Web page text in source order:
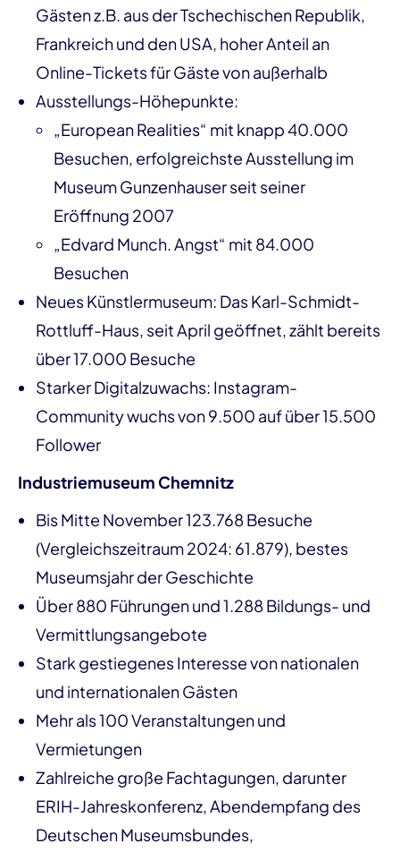
Gästen z.B. aus der Tschechischen Republik,
Frankreich und den USA, hoher Anteil an
Online-Tickets für Gäste von außerhalb
Ausstellungs-Höhepunkte:
„European Realities“ mit knapp 40.000
Besuchen, erfolgreichste Ausstellung im
Museum Gunzenhauser seit seiner
Eröffnung 2007
„Edvard Munch. Angst“ mit 84.000
Besuchen
Neues Künstlermuseum: Das Karl-Schmidt-
Rottluff-Haus, seit April geöffnet, zählt bereits
über 17.000 Besuche
Starker Digitalzuwachs: Instagram-
Community wuchs von 9.500 auf über 15.500
Follower
Industriemuseum Chemnitz
Bis Mitte November 123.768 Besuche
(Vergleichszeitraum 2024: 61.879), bestes
Museumsjahr der Geschichte
Über 880 Führungen und 1.288 Bildungs- und
Vermittlungsangebote
Stark gestiegenes Interesse von nationalen
und internationalen Gästen
Mehr als 100 Veranstaltungen und
Vermietungen
Zahlreiche große Fachtagungen, darunter
ERIH-Jahreskonferenz, Abendempfang des
Deutschen Museumsbundes,